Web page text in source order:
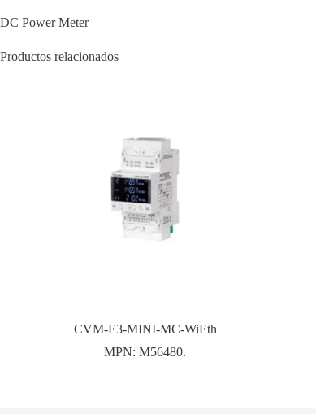
DC Power Meter
Productos relacionados
CVM-E3-MINI-MC-WiEth
MPN:M56480.